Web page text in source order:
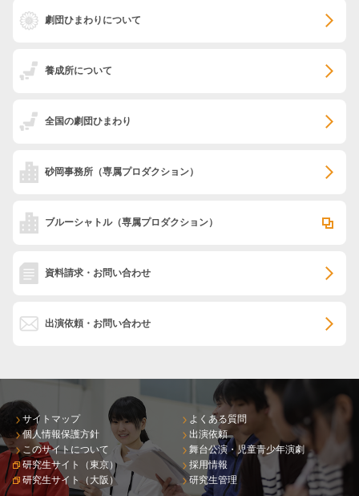
劇団ひまわりについて
養成所について
全国の劇団ひまわり
砂岡事務所 （専属プロダクション）
ブルーシャトル（専属プロダクション）
資料請求・お問い合わせ
出演依頼・お問い合わせ
サイトマップ
個人情報保護方針
このサイトについて
研究生サイト（東京）
研究生サイト（大阪）
よくある質問
出演依頼
舞台公演・児童青少年演劇
採用情報
研究生管理